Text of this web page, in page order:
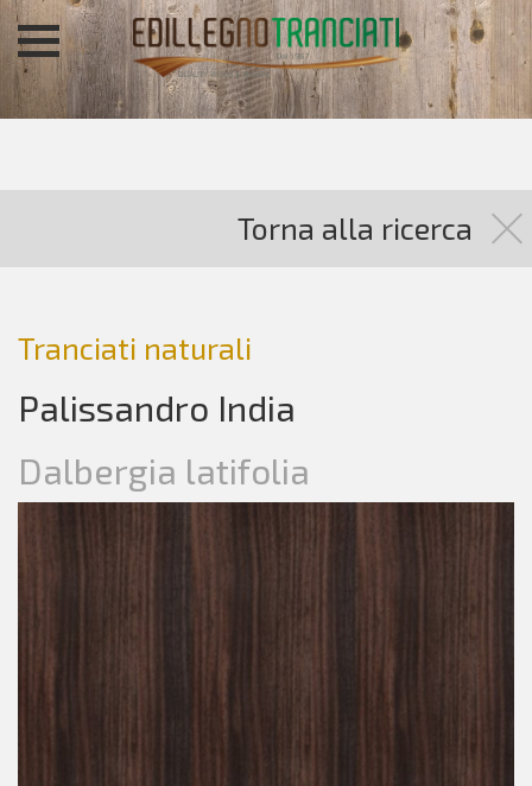
Torna alla ricerca
Tranciati naturali
Palissandro India
Dalbergia latifolia